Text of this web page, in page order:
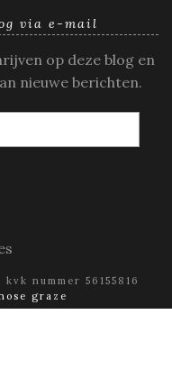
via e-mail
op deze blog en
nieuwe berichten.
nummer 56155816
graze